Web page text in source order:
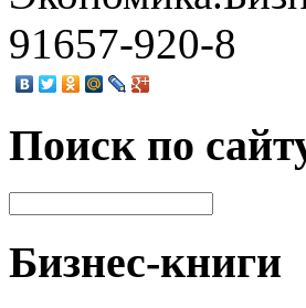
91657-920-8
Поиск по
Бизнес-книги